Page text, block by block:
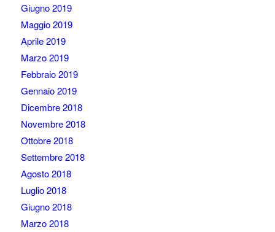
Giugno 2019
Maggio 2019
Aprile 2019
Marzo 2019
Febbraio 2019
Gennaio 2019
Dicembre 2018
Novembre 2018
Ottobre 2018
Settembre 2018
Agosto 2018
Luglio 2018
Giugno 2018
Marzo 2018